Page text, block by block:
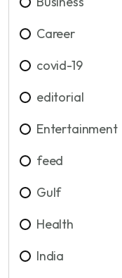
Career
covid-19
editorial
Entertainment
feed
Gulf
Health
India